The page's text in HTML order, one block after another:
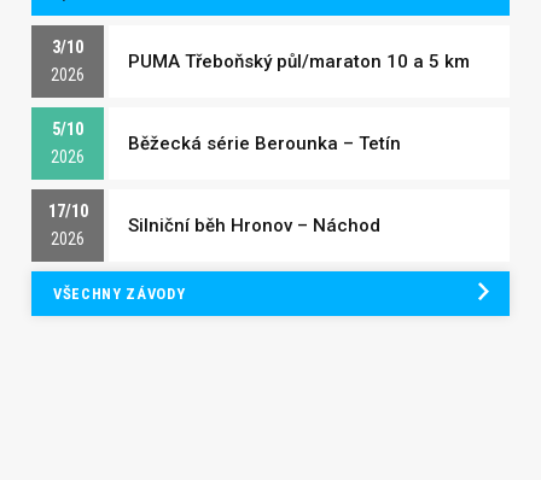
3/10
2026
PUMA Třeboňský půl/maraton 10 a 5 km
5/10
2026
Běžecká série Berounka – Tetín
17/10
2026
Silniční běh Hronov – Náchod
VŠECHNY ZÁVODY